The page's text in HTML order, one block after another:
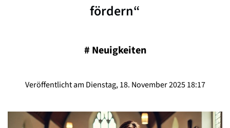
fördern“
# Neuigkeiten
Veröffentlicht am Dienstag, 18. November 2025 18:17